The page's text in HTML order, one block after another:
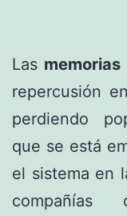
Las memorias
repercusión
perdiendo
que se está
el sistema en
compañías